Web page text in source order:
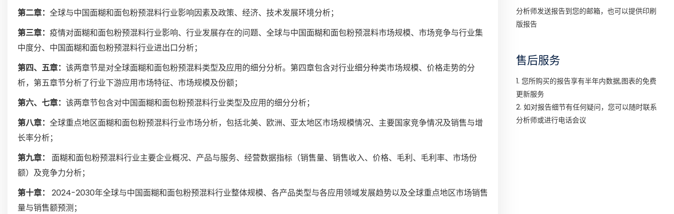
第二章： 全球与中国面糊和面包粉预混料行业影响因素及政策、经济、技术发展环境分析；
第三章： 疫情对面糊和面包粉预混料行业影响、行业发展存在的问题、全球与中国面糊和面包粉预混料市场规模、市场竞争与行业集
中度分、中国面糊和面包粉预混料行业进出口分析；
第四、五章： 该两章节是对全球面糊和面包粉预混料类型及应用的细分分析。第四章包含对行业细分种类市场规模、价格走势的分
析，第五章节分析了行业下游应用市场特征、市场规模及份额；
第六、七章： 该两章节包含对中国面糊和面包粉预混料行业类型及应用的细分分析；
第八章： 全球重点地区面糊和面包粉预混料行业市场分析，包括北美、欧洲、亚太地区市场规模情况、主要国家竞争情况及销售与增
长率分析；
第九章：
面糊和面包粉预混料行业主要企业概况、产品与服务、经营数据指标（销售量、销售收入、价格、毛利、毛利率、市场份
额）及竞争力分析；
第十章：
2024-2030年全球与中国面糊和面包粉预混料行业整体规模、各产品类型与各应用领域发展趋势以及全球重点地区市场销售
量与销售额预测；
分析师发送报告到您的邮箱，也可以提供印刷
版报告
售后服务
1. 您所购买的报告享有半年内数据,图表的免费
更新服务
2. 如对报告细节有任何疑问，您可以随时联系
分析师或进行电话会议